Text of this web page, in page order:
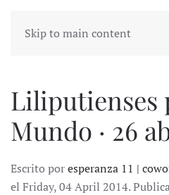
Skip to main content
Liliputienses
Mundo · 26
Escrito poresperanza 11 |
el Friday, 04 April 2014.